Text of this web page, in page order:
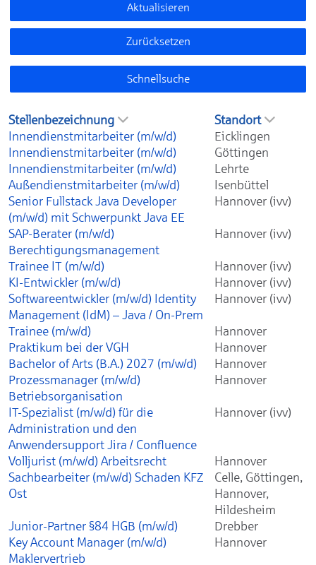
Aktualisieren
Zurücksetzen
Schnellsuche
Stellenbezeichnung
Standort
Innendienstmitarbeiter (m/w/d)
Eicklingen
Innendienstmitarbeiter (m/w/d)
Göttingen
Innendienstmitarbeiter (m/w/d)
Lehrte
Außendienstmitarbeiter (m/w/d)
Isenbüttel
Senior Fullstack Java Developer
(m/w/d) mit Schwerpunkt Java EE
Hannover (ivv)
SAP-Berater (m/w/d)
Berechtigungsmanagement
Hannover (ivv)
Trainee IT (m/w/d)
Hannover (ivv)
KI-Entwickler (m/w/d)
Hannover (ivv)
Softwareentwickler (m/w/d) Identity
Management (IdM) – Java / On-Prem
Hannover (ivv)
Trainee (m/w/d)
Hannover
Praktikum bei der VGH
Hannover
Bachelor of Arts (B.A.) 2027 (m/w/d)
Hannover
Prozessmanager (m/w/d)
Betriebsorganisation
Hannover
IT-Spezialist (m/w/d) für die
Administration und den
Anwendersupport Jira / Confluence
Hannover (ivv)
Volljurist (m/w/d) Arbeitsrecht
Hannover
Sachbearbeiter (m/w/d) Schaden KFZ
Ost
Celle, Göttingen,
Hannover,
Hildesheim
Junior-Partner §84 HGB (m/w/d)
Drebber
Key Account Manager (m/w/d)
Maklervertrieb
Hannover